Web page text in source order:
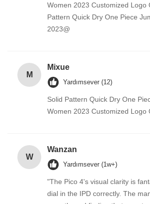
Women 2023 Customized Logo
Pattern Quick Dry One Piece
2023@
M
Mixue
Yardımsever (12)
Solid Pattern Quick Dry One
Women 2023 Customized Logo
W
Wanzan
Yardımsever (1w+)
"The Pico 4's visual clarity is
dial in the IPD correctly. The